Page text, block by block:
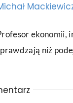
ekonomii,
niż